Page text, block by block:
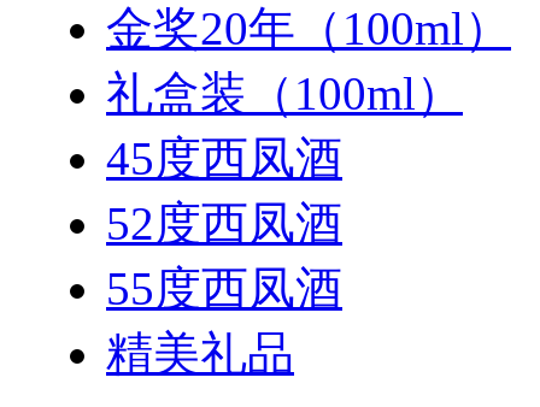
金奖20年（100ml）
礼盒装（100ml）
45度西凤酒
52度西凤酒
55度西凤酒
精美礼品